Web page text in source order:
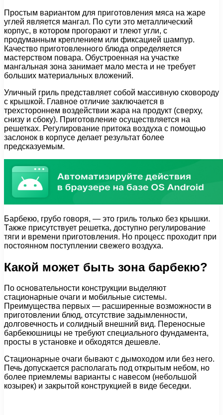
Простым вариантом для приготовления мяса на жаре
углей является мангал. По сути это металлический
корпус, в котором прогорают и тлеют угли, с
продуманным креплением или фиксацией шампур.
Качество приготовленного блюда определяется
мастерством повара. Обустроенная на участке
мангальная зона занимает мало места и не требует
больших материальных вложений.
Уличный гриль представляет собой массивную сковороду
с крышкой. Главное отличие заключается в
трехстороннем воздействии жара на продукт (сверху,
снизу и сбоку). Приготовление осуществляется на
решетках. Регулирование притока воздуха с помощью
заслонок в корпусе делает результат более
предсказуемым.
Барбекю, грубо говоря, — это гриль только без крышки.
Также присутствует решетка, доступно регулирование
тяги и времени приготовления. Но процесс проходит при
постоянном поступлении свежего воздуха.
Какой может быть зона барбекю?
По основательности конструкции выделяют
стационарные очаги и мобильные системы.
Преимущества первых — расширенные возможности в
приготовлении блюд, отсутствие задымленности,
долговечность и солидный внешний вид. Переносные
барбекюшницы не требуют специального фундамента,
просты в установке и обходятся дешевле.
Стационарные очаги бывают с дымоходом или без него.
Печь допускается располагать под открытым небом, но
более приемлемы варианты с навесом (небольшой
козырек) и закрытой конструкцией в виде беседки.